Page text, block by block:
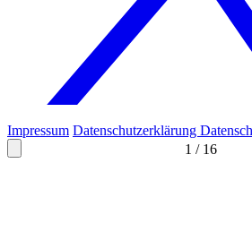
1 / 16
Impressum Datenschutzerklärung